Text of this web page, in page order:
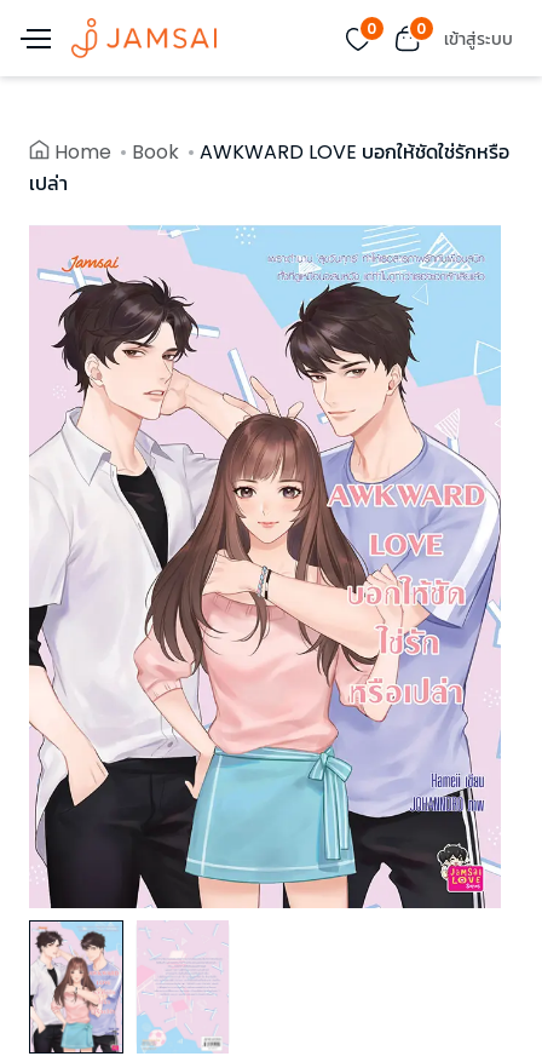
0 0 เข้าสู่ระบบ
Home Book
AWKWARD LOVE บอกให้ชัดใช่รักหรือ
เปล่า